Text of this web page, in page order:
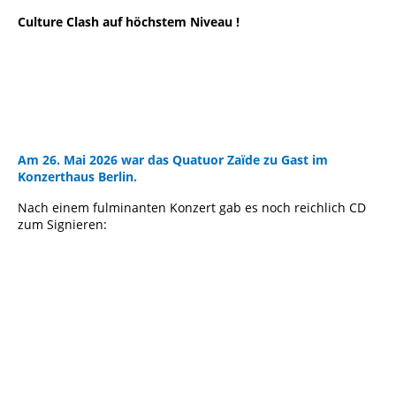
Culture Clash auf höchstem Niveau !
Am 26. Mai 2026 war das Quatuor Zaïde zu Gast im
Konzerthaus Berlin.
Nach einem fulminanten Konzert gab es noch reichlich CD
zum Signieren: